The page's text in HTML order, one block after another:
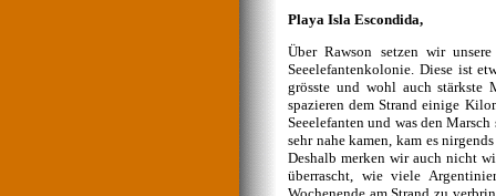
Playa Isla Escondida,
Über Rawson setzen wir
Seeelefantenkolonie. Diese ist
grösste und wohl auch stärkste
spazieren dem Strand einige
Seeelefanten und was den
sehr nahe kamen, kam es
Deshalb merken wir auch nicht
überrascht, wie viele